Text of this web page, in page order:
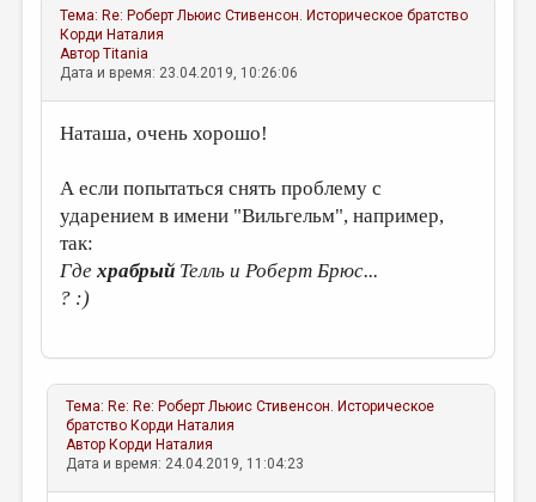
Тема: Re: Роберт Льюис Стивенсон. Историческое братство
Корди Наталия
АвторTitania
Дата и время: 23.04.2019, 10:26:06
Наташа, очень хорошо!
А если попытаться снять проблему с
ударением в имени "Вильгельм", например,
так:
Гдехрабрый Телль и Роберт Брюс...
? :)
Тема: Re: Re: Роберт Льюис Стивенсон. Историческое
братство Корди Наталия
Автор Корди Наталия
Дата и время: 24.04.2019, 11:04:23